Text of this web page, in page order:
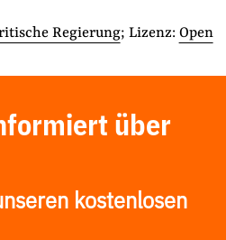
Regierung; Lizenz: Open
über
kostenlosen